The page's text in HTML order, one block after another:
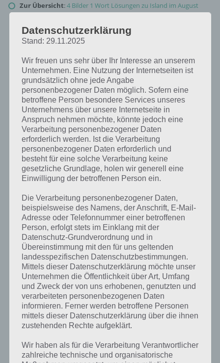
Zur Übersicht:4 Bilder 1 Wort Lösungen zu Island im August
2020!
Kurze Begriffserklärung zur Lösung
Reykjavic
Reykjavic ist die Lösung für das tägliche Rätsel am 31.8.2020 in 4
Bilder 1 Wort, doch welche Bedeutung hat dieses eigentlich und was
gibt es dazu zu wissen? Passt das Wort auch zu Island? Zu
bestimmten Lösungen präsentieren wir daher auch immer eine
kurze Begriffserklärung!
Datenschutzerklärung
Stand: 29.11.2025
Wir freuen uns sehr über Ihr Interesse an unserem
Unternehmen. Eine Nutzung der Internetseiten ist
grundsätzlich ohne jede Angabe
personenbezogener Daten möglich. Sofern eine
betroffene Person besondere Services unseres
Unternehmens über unsere Internetseite in
Anspruch nehmen möchte, könnte jedoch eine
Verarbeitung personenbezogener Daten
erforderlich werden. Ist die Verarbeitung
personenbezogener Daten erforderlich und
besteht für eine solche Verarbeitung keine
gesetzliche Grundlage, holen wir generell eine
Einwilligung der betroffenen Person ein.
Die Verarbeitung personenbezogener Daten,
beispielsweise des Namens, der Anschrift, E-Mail-
Adresse oder Telefonnummer einer betroffenen
Person, erfolgt stets im Einklang mit der
Datenschutz-Grundverordnung und in
Übereinstimmung mit den für uns geltenden
landesspezifischen Datenschutzbestimmungen.
Mittels dieser Datenschutzerklärung möchte unser
Unternehmen die Öffentlichkeit über Art, Umfang
und Zweck der von uns erhobenen, genutzten und
verarbeiteten personenbezogenen Daten
informieren. Ferner werden betroffene Personen
mittels dieser Datenschutzerklärung über die ihnen
zustehenden Rechte aufgeklärt.
Wir haben als für die Verarbeitung Verantwortlicher
zahlreiche technische und organisatorische